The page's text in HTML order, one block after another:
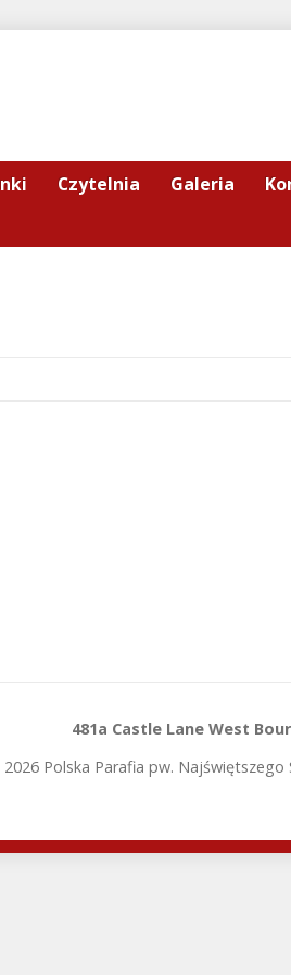
Czytelnia Galeria
481a Castle Lane West
Polska Parafia pw. Najświętszego